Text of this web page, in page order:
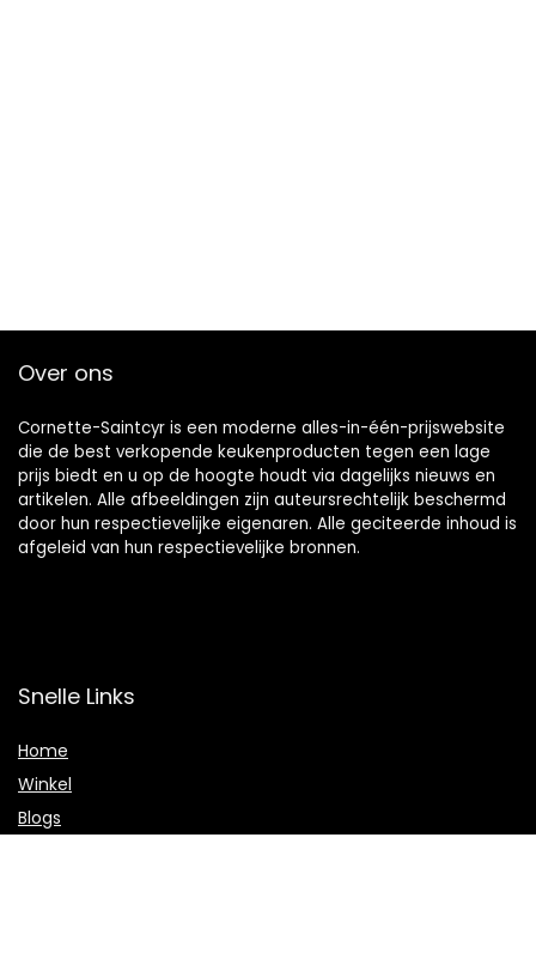
Over ons
Cornette-Saintcyr is een moderne alles-in-één-prijswebsite
die de best verkopende keukenproducten tegen een lage
prijs biedt en u op de hoogte houdt via dagelijks nieuws en
artikelen. Alle afbeeldingen zijn auteursrechtelijk beschermd
door hun respectievelijke eigenaren. Alle geciteerde inhoud is
afgeleid van hun respectievelijke bronnen.
Snelle Links
Home
Winkel
Blogs